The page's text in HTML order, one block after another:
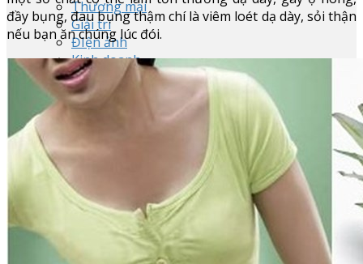
Thương mại
Giải trí
ĐIện ảnh
Kinh doanh
Marketing
Quản trị
Giao tiếp
Thực phẩm
Kinh tế
Khí hậu
Văn hóa
Việt Nam
đầy bụng, đau bụng thậm chí là viêm loét dạ dày, sỏi thận
nếu bạn ăn chúng lúc đói.